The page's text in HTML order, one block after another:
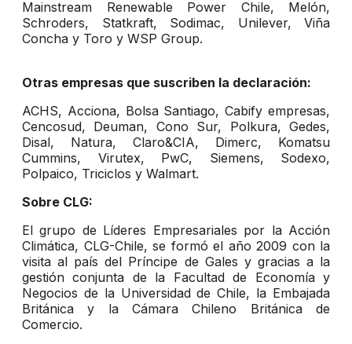
Mainstream Renewable Power Chile, Melón,
Schroders, Statkraft, Sodimac, Unilever, Viña
Concha y Toro y WSP Group.
Otras empresas que suscriben la declaración:
ACHS, Acciona, Bolsa Santiago, Cabify empresas,
Cencosud, Deuman, Cono Sur, Polkura, Gedes,
Disal, Natura, Claro&CIA, Dimerc, Komatsu
Cummins, Virutex, PwC, Siemens, Sodexo,
Polpaico, Triciclos y Walmart.
Sobre CLG:
El grupo de Líderes Empresariales por la Acción
Climática, CLG-Chile, se formó el año 2009 con la
visita al país del Príncipe de Gales y gracias a la
gestión conjunta de la Facultad de Economía y
Negocios de la Universidad de Chile, la Embajada
Británica y la Cámara Chileno Británica de
Comercio.